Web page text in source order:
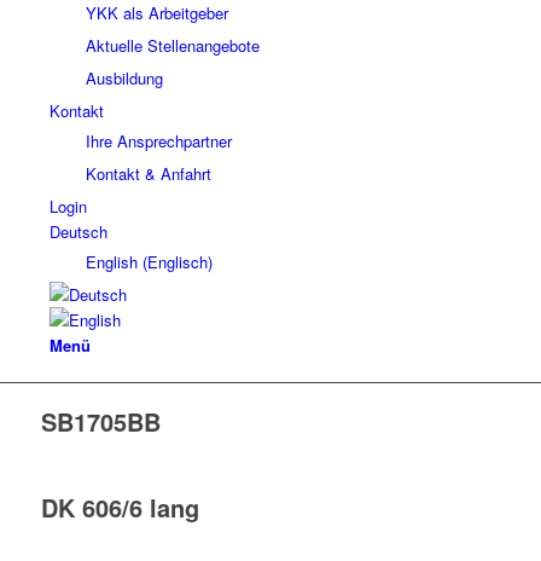
YKK als Arbeitgeber
Aktuelle Stellenangebote
Ausbildung
Kontakt
Ihre Ansprechpartner
Kontakt & Anfahrt
Login
Deutsch
English(Englisch)
Menü
SB1705BB
DK 606/6 lang